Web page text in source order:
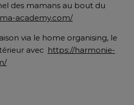
des mamans au bout du
academy.com/
via le home organising, le
avec https://harmonie-